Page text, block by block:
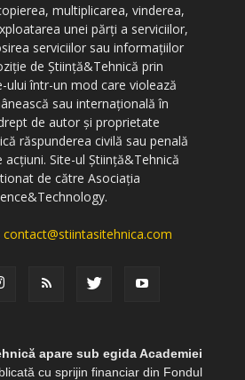
multiplicarea, vinderea,
unei părți a serviciilor,
serviciilor sau informațiilor
de Știință&Tehnică prin
ului într-un mod care violează
sau internațională în
de autor și proprietate
răspunderea civilă sau penală
Site-ul Știință&Tehnică
de către Asociația
contact@stiintasitehnica.com
apare sub egida Academiei
cu sprijin financiar din Fondul